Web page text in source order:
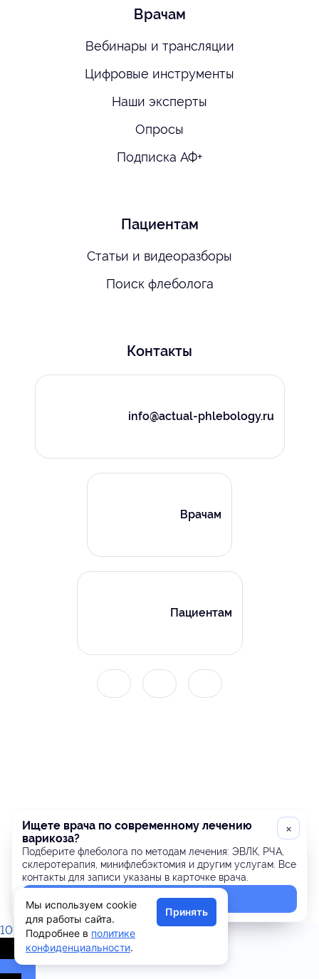
Врачам
Вебинары и трансляции
Цифровые инструменты
Наши эксперты
Опросы
Подписка АФ+
Пациентам
Статьи и видеоразборы
Поиск флеболога
Контакты
info@actual-phlebology.ru
Врачам
Пациентам
ИП Шипилова Ю.М. ИНН 325001130370
Политика конфиденциальности.
10
0
×
Ищете врача по современному лечению
варикоза?
Подберите флеболога по методам лечения: ЭВЛК, РЧА,
склеротерапия, минифлебэктомия и другим услугам. Все
контакты для записи указаны в карточке врача.
Найти флеболога
Мы используем cookie
для работы сайта.
Подробнее в политике
конфиденциальности.
Принять